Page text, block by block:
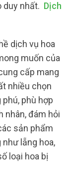
duy nhất. Dịch
dịch vụ hoa
muốn của
cấp mang
nhiều chọn
phù hợp
nhân, đám hỏi
sản phẩm
lẵng hoa,
loại hoa bị